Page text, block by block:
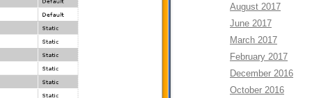
August 2017
June 2017
March 2017
February 2017
December 2016
October 2016